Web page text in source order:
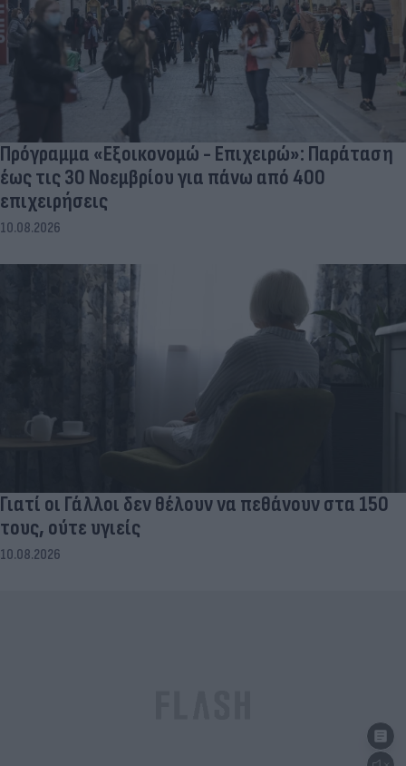
Πρόγραμμα «Εξοικονομώ - Επιχειρώ»: Παράταση
έως τις 30 Νοεμβρίου για πάνω από 400
επιχειρήσεις
10.08.2026
Γιατί οι Γάλλοι δεν θέλουν να πεθάνουν στα 150
τους, ούτε υγιείς
10.08.2026